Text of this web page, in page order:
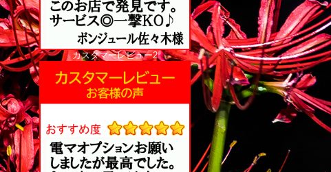
カスタマーレビュー2